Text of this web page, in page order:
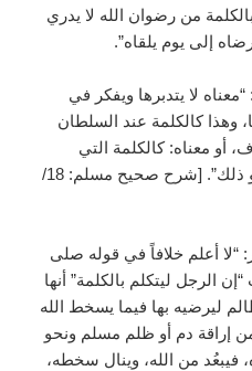
من رضوان الله لا يدري
إلى يوم يلقاه”.
لا يتدبرها ويفكر في
وهذا كالكلمة عند السلطان
أو معناه: كالكلمة التي
يترتب عليها إضرار مسلم، ونحو ذلك”. [شرح صحيح مسلم: 18/
“لا أعلم خلافاً في قوله صلى
الرجل ليتكلم بالكلمة” أنها
ليرضيه بها فيما يسخط الله
إراقة دم أو ظلم مسلم ونحو
من الله، وينال سخطه،